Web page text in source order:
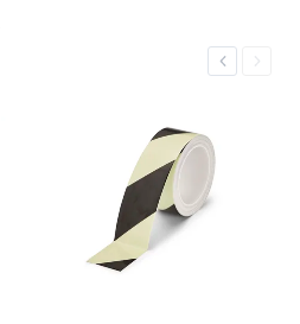
PreviousNext